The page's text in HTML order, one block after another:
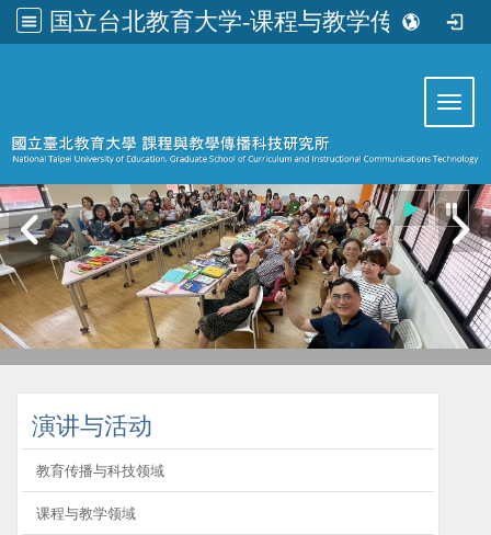
国立台北教育大学-课程与教学传播科技研究所
演讲与活动
教育传播与科技领域
课程与教学领域